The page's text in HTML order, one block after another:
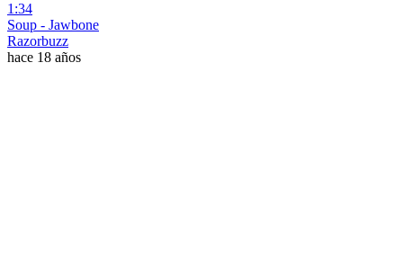
1:34
Soup - Jawbone
Razorbuzz
hace 18 años